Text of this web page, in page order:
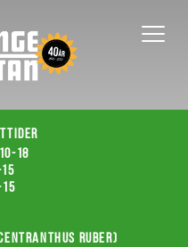
18
ruber)